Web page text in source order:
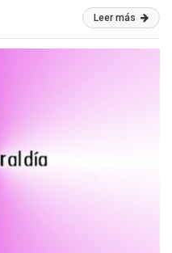
Leer más